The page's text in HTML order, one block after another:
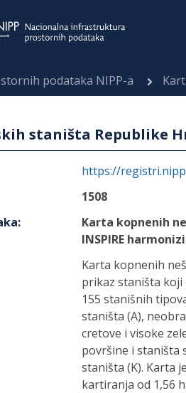
podataka NIPP-a Karta
staništa Republike
https://
1508
:
Karta kopnenih
INSPIRE
Karta kopnenih
prikaz staništa koji
155 stanišnih
staništa (A),
cretove i visoke
površine i staništa
staništa (K). Karta
kartiranja od 1,56